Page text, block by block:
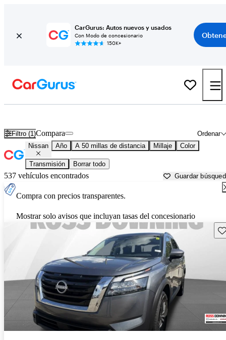
CarGurus: Autos nuevos y usados
Con Modo de concesionario
150K+
Filtro (1) Ordenar
Compara
Nissan Año A 50 millas de distancia Millaje Color
Transmisión Borrar todo
537 vehículos encontrados Guardar
Compra con precios transparentes.
Mostrar solo avisos que incluyan tasas del concesionario